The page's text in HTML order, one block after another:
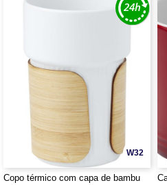
W32
Copo térmico com capa de bambu